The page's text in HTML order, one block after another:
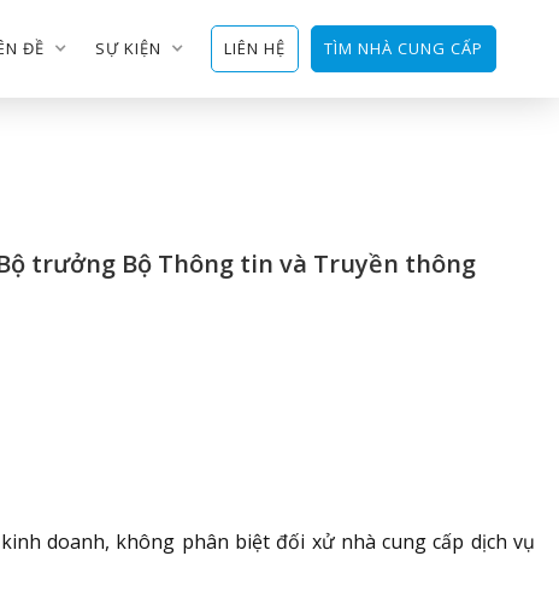
ĐỀ SỰ KIỆN LIÊN HỆ TÌM NHÀ CUNG CẤP
trưởng Bộ Thông tin và Truyền thông
doanh, không phân biệt đối xử nhà cung cấp dịch vụ